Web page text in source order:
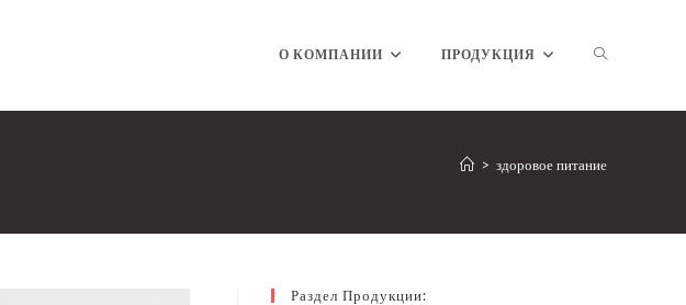
О КОМПАНИИ ПРОДУКЦИЯ
ПОИСК
> здоровое питание
Раздел Продукции: